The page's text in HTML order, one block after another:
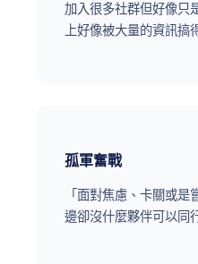
加入很多社群但好像只
上好像被大量的資訊搞
孤軍奮戰
「面對焦慮、卡關或
邊卻沒什麼夥伴可以同